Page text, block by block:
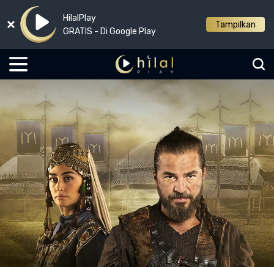
HilalPlay
GRATIS - Di Google Play
Tampilkan